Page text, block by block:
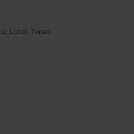
Local, Tapas